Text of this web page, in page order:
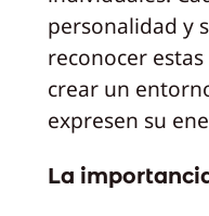
personalidad y
reconocer
crear un
expresen su
La